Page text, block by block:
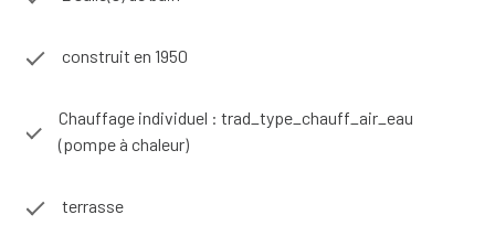
2021. Toiture en bon état.
ciment...
Contact Anthony Deleigne au 0770440277
construit en 1950
Chauffage individuel : trad_type_chauff_air_eau
(pompe à chaleur)
terrasse